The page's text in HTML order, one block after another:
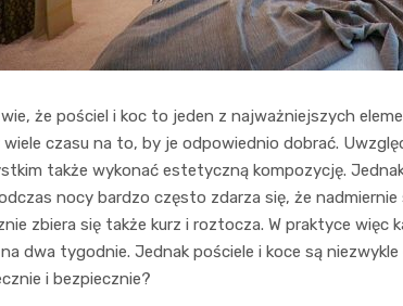
wie, że pościel i koc to jeden z najważniejszych
czasu na to, by je odpowiednio dobrać.
także wykonać estetyczną kompozycję.
nocy bardzo często zdarza się, że nadmiernie
zbiera się także kurz i roztocza. W praktyce więc
dwa tygodnie. Jednak pościele i koce są
i bezpiecznie?